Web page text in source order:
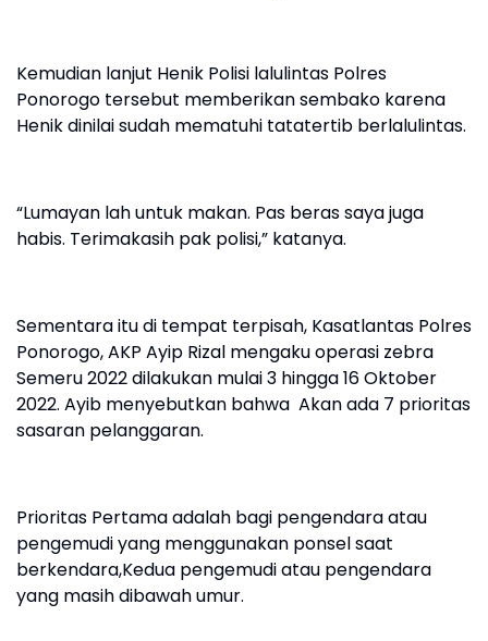
Kemudian lanjut Henik Polisi lalulintas Polres
Ponorogo tersebut memberikan sembako karena
Henik dinilai sudah mematuhi tatatertib berlalulintas.
“Lumayan lah untuk makan. Pas beras saya juga
habis. Terimakasih pak polisi,” katanya.
Sementara itu di tempat terpisah, Kasatlantas Polres
Ponorogo, AKP Ayip Rizal mengaku operasi zebra
Semeru 2022 dilakukan mulai 3 hingga 16 Oktober
2022. Ayib menyebutkan bahwa Akan ada 7 prioritas
sasaran pelanggaran.
Prioritas Pertama adalah bagi pengendara atau
pengemudi yang menggunakan ponsel saat
berkendara,Kedua pengemudi atau pengendara
yang masih dibawah umur.